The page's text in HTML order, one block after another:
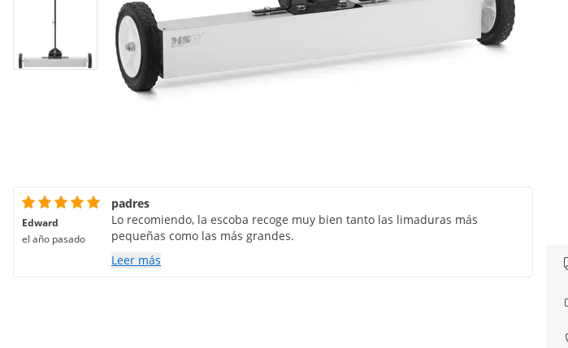
Edward
el año pasado
padres
Lo recomiendo, la escoba recoge muy bien tanto las limaduras más
pequeñas como las más grandes.
Leer más